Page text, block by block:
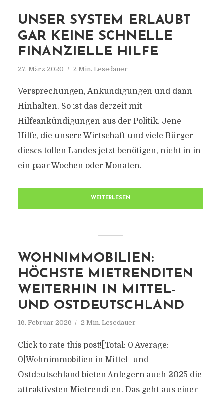
UNSER SYSTEM ERLAUBT
GAR KEINE SCHNELLE
FINANZIELLE HILFE
27. März 2020 2 Min. Lesedauer
Versprechungen, Ankündigungen und dann
Hinhalten. So ist das derzeit mit
Hilfeankündigungen aus der Politik. Jene
Hilfe, die unsere Wirtschaft und viele Bürger
dieses tollen Landes jetzt benötigen, nicht in in
ein paar Wochen oder Monaten.
WEITERLESEN
WOHNIMMOBILIEN:
HÖCHSTE MIETRENDITEN
WEITERHIN IN MITTEL-
UND OSTDEUTSCHLAND
16. Februar 2026 2 Min. Lesedauer
Click to rate this post![Total: 0 Average:
0]Wohnimmobilien in Mittel- und
Ostdeutschland bieten Anlegern auch 2025 die
attraktivsten Mietrenditen. Das geht aus einer